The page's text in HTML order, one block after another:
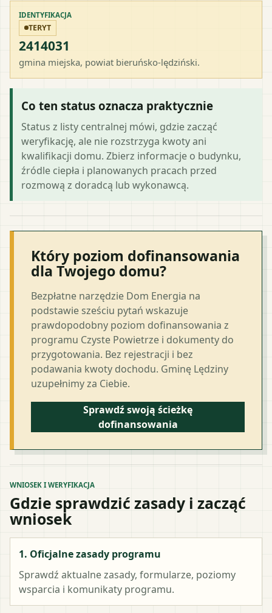
IDENTYFIKACJA
TERYT
2414031
gmina miejska, powiat bieruńsko-lędziński.
Co ten status oznacza praktycznie
Status z listy centralnej mówi, gdzie zacząć
weryfikację, ale nie rozstrzyga kwoty ani
kwalifikacji domu. Zbierz informacje o budynku,
źródle ciepła i planowanych pracach przed
rozmową z doradcą lub wykonawcą.
Który poziom dofinansowania
dla Twojego domu?
Bezpłatne narzędzie Dom Energia na
podstawie sześciu pytań wskazuje
prawdopodobny poziom dofinansowania z
programu Czyste Powietrze i dokumenty do
przygotowania. Bez rejestracji i bez
podawania kwoty dochodu. Gminę Lędziny
uzupełnimy za Ciebie.
Sprawdź swoją ścieżkę
dofinansowania
WNIOSEK I WERYFIKACJA
Gdzie sprawdzić zasady i zacząć
wniosek
1. Oficjalne zasady programu
Sprawdź aktualne zasady, formularze, poziomy
wsparcia i komunikaty programu.